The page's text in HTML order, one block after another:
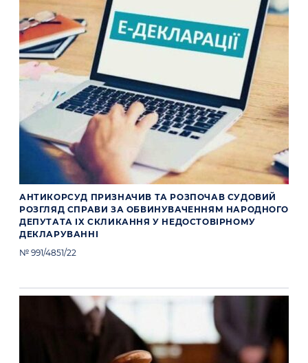
АНТИКОРСУД ПРИЗНАЧИВ ТА РОЗПОЧАВ СУДОВИЙ
РОЗГЛЯД СПРАВИ ЗА ОБВИНУВАЧЕННЯМ НАРОДНОГО
ДЕПУТАТА IX СКЛИКАННЯ У НЕДОСТОВІРНОМУ
ДЕКЛАРУВАННІ
№ 991/4851/22